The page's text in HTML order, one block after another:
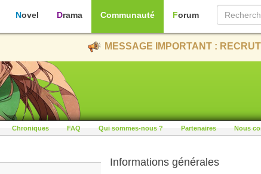
Novel Drama Communauté Forum
MESSAGE IMPORTANT :
Chroniques FAQ Qui sommes-nous ? Partenaires Nous
Informations générales